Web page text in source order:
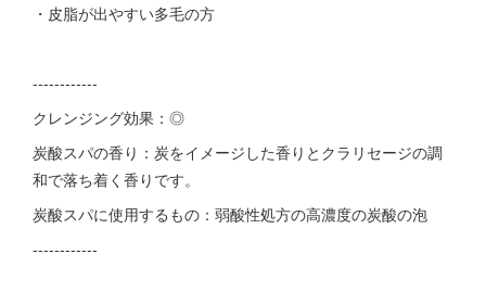
・皮脂が出やすい多毛の方
------------
クレンジング効果：◎
炭酸スパの香り：炭をイメージした香りとクラリセージの調
和で落ち着く香りです。
炭酸スパに使用するもの：弱酸性処方の高濃度の炭酸の泡
------------